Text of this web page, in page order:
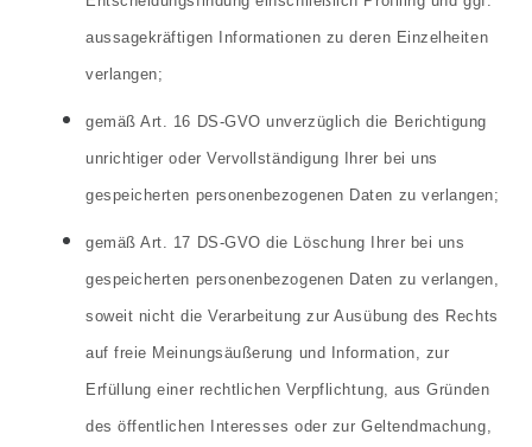
aussagekräftigen Informationen zu deren Einzelheiten
verlangen;
gemäß Art. 16 DS-GVO unverzüglich die Berichtigung
unrichtiger oder Vervollständigung Ihrer bei uns
gespeicherten personenbezogenen Daten zu verlangen;
gemäß Art. 17 DS-GVO die Löschung Ihrer bei uns
gespeicherten personenbezogenen Daten zu verlangen,
soweit nicht die Verarbeitung zur Ausübung des Rechts
auf freie Meinungsäußerung und Information, zur
Erfüllung einer rechtlichen Verpflichtung, aus Gründen
des öffentlichen Interesses oder zur Geltendmachung,